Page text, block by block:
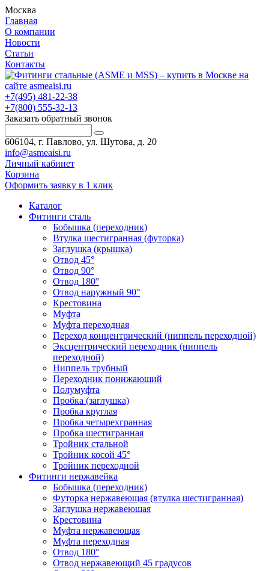
Москва
Главная
О компании
Новости
Статьи
Контакты
+7(495) 481-22-38
+7(800) 555-32-13
Заказать обратный звонок
606104, г. Павлово, ул. Шутова, д. 20
info@asmeaisi.ru
Личный кабинет
Корзина
Оформить заявку в 1 клик
Каталог
Фитинги сталь
Бобышка (переходник)
Втулка шестигранная (футорка)
Заглушка (крышка)
Отвод 45°
Отвод 90°
Отвод 180°
Отвод наружный 90°
Крестовина
Муфта
Муфта переходная
Переход концентрический (ниппель переходной)
Эксцентрический переходник (ниппель
переходной)
Ниппель трубный
Переходник понижающий
Полумуфта
Пробка (заглушка)
Пробка круглая
Пробка четырехгранная
Пробка шестигранная
Тройник стальной
Тройник косой 45°
Тройник переходной
Фитинги нержавейка
Бобышка (переходник)
Футорка нержавеющая (втулка шестигранная)
Заглушка нержавеющая
Крестовина
Муфта нержавеющая
Муфта переходная
Отвод 180°
Отвод нержавеющий 45 градусов